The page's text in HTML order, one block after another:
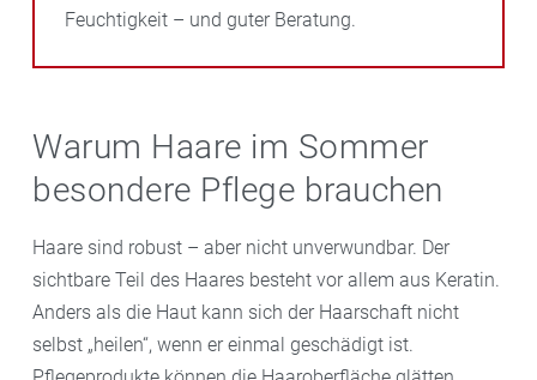
Feuchtigkeit – und guter Beratung.
Warum Haare im Sommer
besondere Pflege brauchen
Haare sind robust – aber nicht unverwundbar. Der
sichtbare Teil des Haares besteht vor allem aus Keratin.
Anders als die Haut kann sich der Haarschaft nicht
selbst „heilen“, wenn er einmal geschädigt ist.